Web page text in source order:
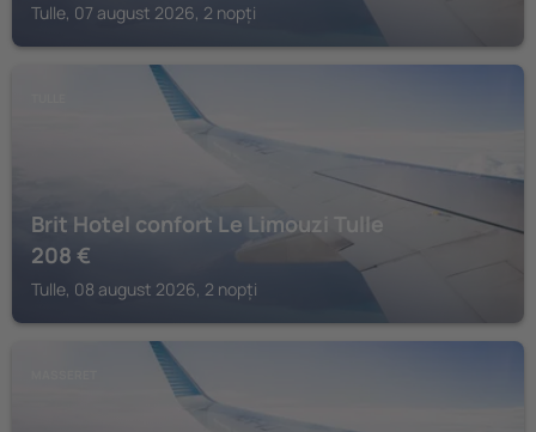
Tulle, 07 august 2026, 2 nopți
Brit Hotel confort Le Limouzi Tulle
208 €
Tulle, 08 august 2026, 2 nopți